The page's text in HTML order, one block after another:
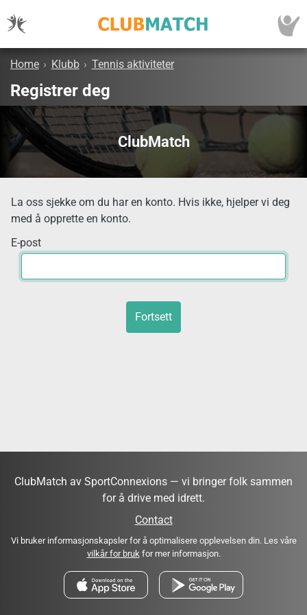
Home › Klubb › Tennis aktiviteter
Registrer deg
ClubMatch
La oss sjekke om du har en konto. Hvis ikke, hjelper vi deg
med å opprette en konto.
E-post
Fortsett
ClubMatch av SportConnexions — vi bringer folk sammen
for å drive med idrett.
Contact
Vi bruker informasjonskapsler for å optimalisere opplevelsen din. Les våre
vilkår for brukfor mer informasjon.